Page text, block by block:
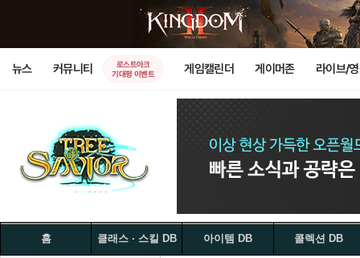
뉴스 커뮤니티
로스트아크
기대평 이벤트
게임캘린더 게이머존 라이브/
홈 클래스 · 스킬 DB 아이템 DB 콜렉션 DB